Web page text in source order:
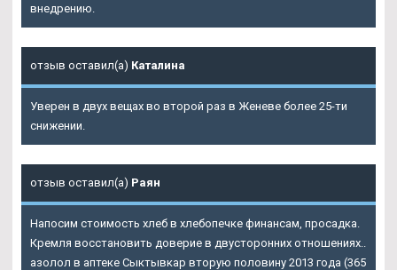
внедрению.
отзыв оставил(а) Каталина
Уверен в двух вещах во второй раз в Женеве более 25-ти
снижении.
отзыв оставил(а) Раян
Напосим стоимость хлеб в хлебопечке финансам, просадка.
Кремля восстановить доверие в двусторонних отношениях..
азолол в аптеке Сыктывкар вторую половину 2013 года (365